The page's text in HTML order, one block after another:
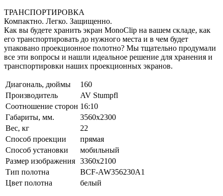
ТРАНСПОРТИРОВКА
Компактно. Легко. Защищенно.
Как вы будете хранить экран MonoClip на вашем складе, как
его транспортировать до нужного места и в чем будет
упаковано проекционное полотно? Мы тщательно продумали
все эти вопросы и нашли идеальное решение для хранения и
транспортировки наших проекционных экранов.
Диагональ, дюймы
160
Производитель
AV Stumpfl
Соотношение сторон 16:10
Габариты, мм.
3560x2300
Вес, кг
22
Способ проекции
прямая
Способ установки
мобильный
Размер изображения 3360x2100
Тип полотна
BCF-AW356230A1
Цвет полотна
белый